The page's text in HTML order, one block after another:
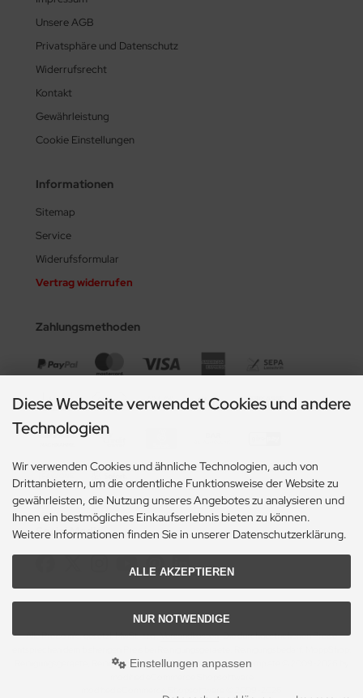
Unsere AGB
Privatsphäre und Datenschutz
Widerrufsrecht
Kontakt
Gewährleistung
Cookie Einstellungen
Informationen
Sitemap
Service
Widerufsformular
Vertrag widerrufen
Zahlungsmethoden
Social Media
Alle Preise inkl. gesetzl. MwSt. zzgl.Versandkosten. Die durchgestrichenen Preise
Reinigungsgeraete, Reinigungsbedarf, MoppShop © 2026 | Template © 2009-2026 by
Diese Webseite verwendet Cookies und andere
Technologien
Wir verwenden Cookies und ähnliche Technologien, auch von
Drittanbietern, um die ordentliche Funktionsweise der Website zu
gewährleisten, die Nutzung unseres Angebotes zu analysieren und
Ihnen ein bestmögliches Einkaufserlebnis bieten zu können.
Weitere Informationen finden Sie in unserer Datenschutzerklärung.
ALLE AKZEPTIEREN
NUR NOTWENDIGE
Einstellungen anpassen